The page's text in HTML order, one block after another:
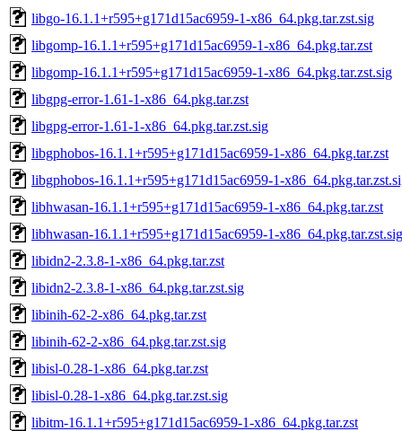
libgo-16.1.1+r595+g171d15ac6959-1-x86_64.pkg.tar.zst.sig
libgomp-16.1.1+r595+g171d15ac6959-1-x86_64.pkg.tar.zst
libgomp-16.1.1+r595+g171d15ac6959-1-x86_64.pkg.tar.zst.sig
libgpg-error-1.61-1-x86_64.pkg.tar.zst
libgpg-error-1.61-1-x86_64.pkg.tar.zst.sig
libgphobos-16.1.1+r595+g171d15ac6959-1-x86_64.pkg.tar.zst
libgphobos-16.1.1+r595+g171d15ac6959-1-
libhwasan-16.1.1+r595+g171d15ac6959-1-x86_64.pkg.tar.zst
libhwasan-16.1.1+r595+g171d15ac6959-1-x86_64.pkg.tar.zst.sig
libidn2-2.3.8-1-x86_64.pkg.tar.zst
libidn2-2.3.8-1-x86_64.pkg.tar.zst.sig
libinih-62-2-x86_64.pkg.tar.zst
libinih-62-2-x86_64.pkg.tar.zst.sig
libisl-0.28-1-x86_64.pkg.tar.zst
libisl-0.28-1-x86_64.pkg.tar.zst.sig
libitm-16.1.1+r595+g171d15ac6959-1-x86_64.pkg.tar.zst